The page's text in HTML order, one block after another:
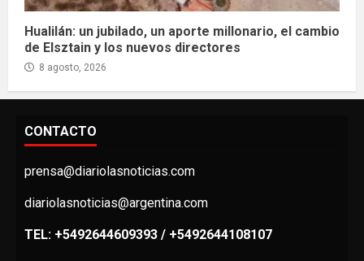
Hualilán: un jubilado, un aporte millonario, el cambio
de Elsztain y los nuevos directores
8 agosto, 2026
CONTACTO
prensa@diariolasnoticias.com
diariolasnoticias@argentina.com
TEL: +5492644609393 / +5492644108107